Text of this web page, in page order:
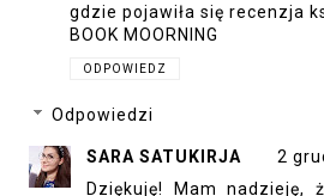
gdzie pojawiła się recenzja
BOOK MOORNING
ODPOWIEDZ
Odpowiedzi
SARA SATUKIRJA
2
Dziękuję! Mam nadzieję,